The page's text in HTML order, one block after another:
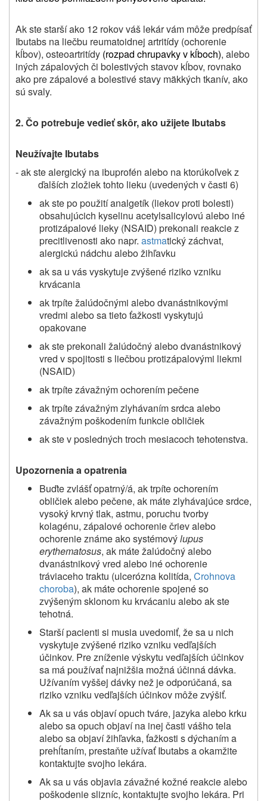
Ak ste starší ako 12 rokov váš lekár vám môže predpísať
Ibutabs na liečbu reumatoidnej artritídy (ochorenie
kĺbov), osteoartritídy (rozpad chrupavky v kĺboch), alebo
iných zápalových či bolestivých stavov kĺbov, rovnako
ako pre zápalové a bolestivé stavy mäkkých tkanív, ako
sú svaly.
2.Čo potrebuje vedieť skôr, ako užijete Ibutabs
Neužívajte Ibutabs
- ak ste alergický na ibuprofén alebo na ktorúkoľvek z
ďalších zložiek tohto lieku (uvedených v časti 6)
ak ste po použití analgetík (liekov proti bolesti)
obsahujúcich kyselinu acetylsalicylovú alebo iné
protizápalové lieky (NSAID) prekonali reakcie z
precitlivenosti ako napr. astmatický záchvat,
alergickú nádchu alebo žihľavku
ak sa u vás vyskytuje zvýšené riziko vzniku
krvácania
ak trpíte žalúdočnými alebo dvanástnikovými
vredmi alebo sa tieto ťažkosti vyskytujú
opakovane
ak ste prekonali žalúdočný alebo dvanástnikový
vred v spojitosti s liečbou protizápalovými liekmi
(NSAID)
ak trpíte závažným ochorením pečene
ak trpíte závažným zlyhávaním srdca alebo
závažným poškodením funkcie obličiek
ak ste v posledných troch mesiacoch tehotenstva.
Upozornenia a opatrenia
Buďte zvlášť opatrný/á, ak trpíte ochorením
obličiek alebo pečene, ak máte zlyhávajúce srdce,
vysoký krvný tlak, astmu, poruchu tvorby
kolagénu, zápalové ochorenie čriev alebo
ochorenie známe ako systémovýlupus
erythematosus, ak máte žalúdočný alebo
dvanástnikový vred alebo iné ochorenie
tráviaceho traktu (ulcerózna kolitída, Crohnova
choroba), ak máte ochorenie spojené so
zvýšeným sklonom ku krvácaniu alebo ak ste
tehotná.
Starší pacienti si musia uvedomiť, že sa u nich
vyskytuje zvýšené riziko vzniku vedľajších
účinkov. Pre zníženie výskytu vedľajších účinkov
sa má používať najnižšia možná účinná dávka.
Užívaním vyššej dávky než je odporúčaná, sa
riziko vzniku vedľajších účinkov môže zvýšiť.
Ak sa u vás objaví opuch tváre, jazyka alebo krku
alebo sa opuch objaví na inej časti vášho tela
alebo sa objaví žihľavka, ťažkosti s dýchaním a
prehĺtaním, prestaňte užívať Ibutabs a okamžite
kontaktujte svojho lekára.
Ak sa u vás objavia závažné kožné reakcie alebo
poškodenie slizníc, kontaktujte svojho lekára. Pri